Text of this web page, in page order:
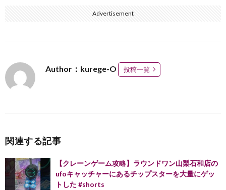
Advertisement
Author：kurege-O 投稿一覧
関連する記事
【クレーンゲーム攻略】ラウンドワン山梨石和店の
ufoキャッチャーにあるチップスターを大量にゲッ
トした #shorts